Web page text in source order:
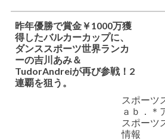
昨年優勝で賞金￥1000万獲
得したバルカーカップに、
ダンススポーツ世界ランカ
ーの吉川あみ＆
TudorAndreiが再び参戦！2
連覇を狙う。
スポーツ
ａｂ．＊
スポーツ
情報